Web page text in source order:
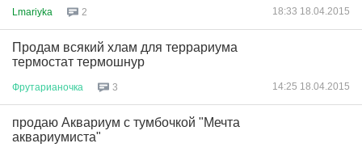
Lmariyka 2 18:33 18.04.2015
Продам всякий хлам для террариума
термостат термошнур
Фрутарианочка 3 14:25 18.04.2015
продаю Аквариум с тумбочкой "Мечта
аквариумиста"